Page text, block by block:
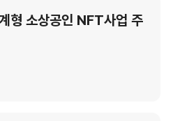
형 소상공인 NFT사업 주